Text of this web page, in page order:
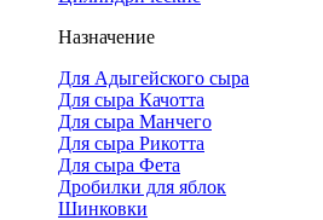
Назначение
Для Адыгейского сыра
Для сыра Качотта
Для сыра Манчего
Для сыра Рикотта
Для сыра Фета
Дробилки для яблок
Шинковки